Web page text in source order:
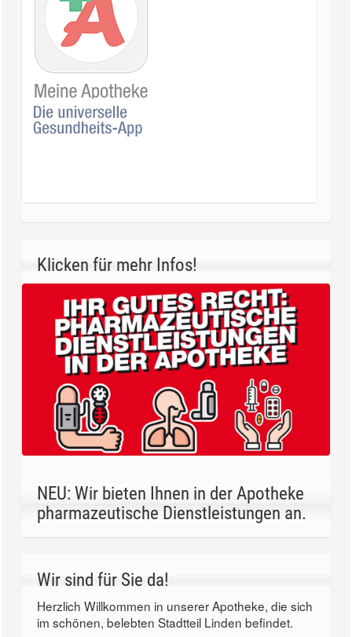
Klicken für mehr Infos!
NEU: Wir bieten Ihnen in der Apotheke
pharmazeutische Dienstleistungen an.
Wir sind für Sie da!
Herzlich Willkommen in unserer Apotheke, die sich
im schönen, belebten Stadtteil Linden befindet.